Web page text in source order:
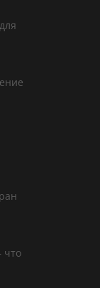
что